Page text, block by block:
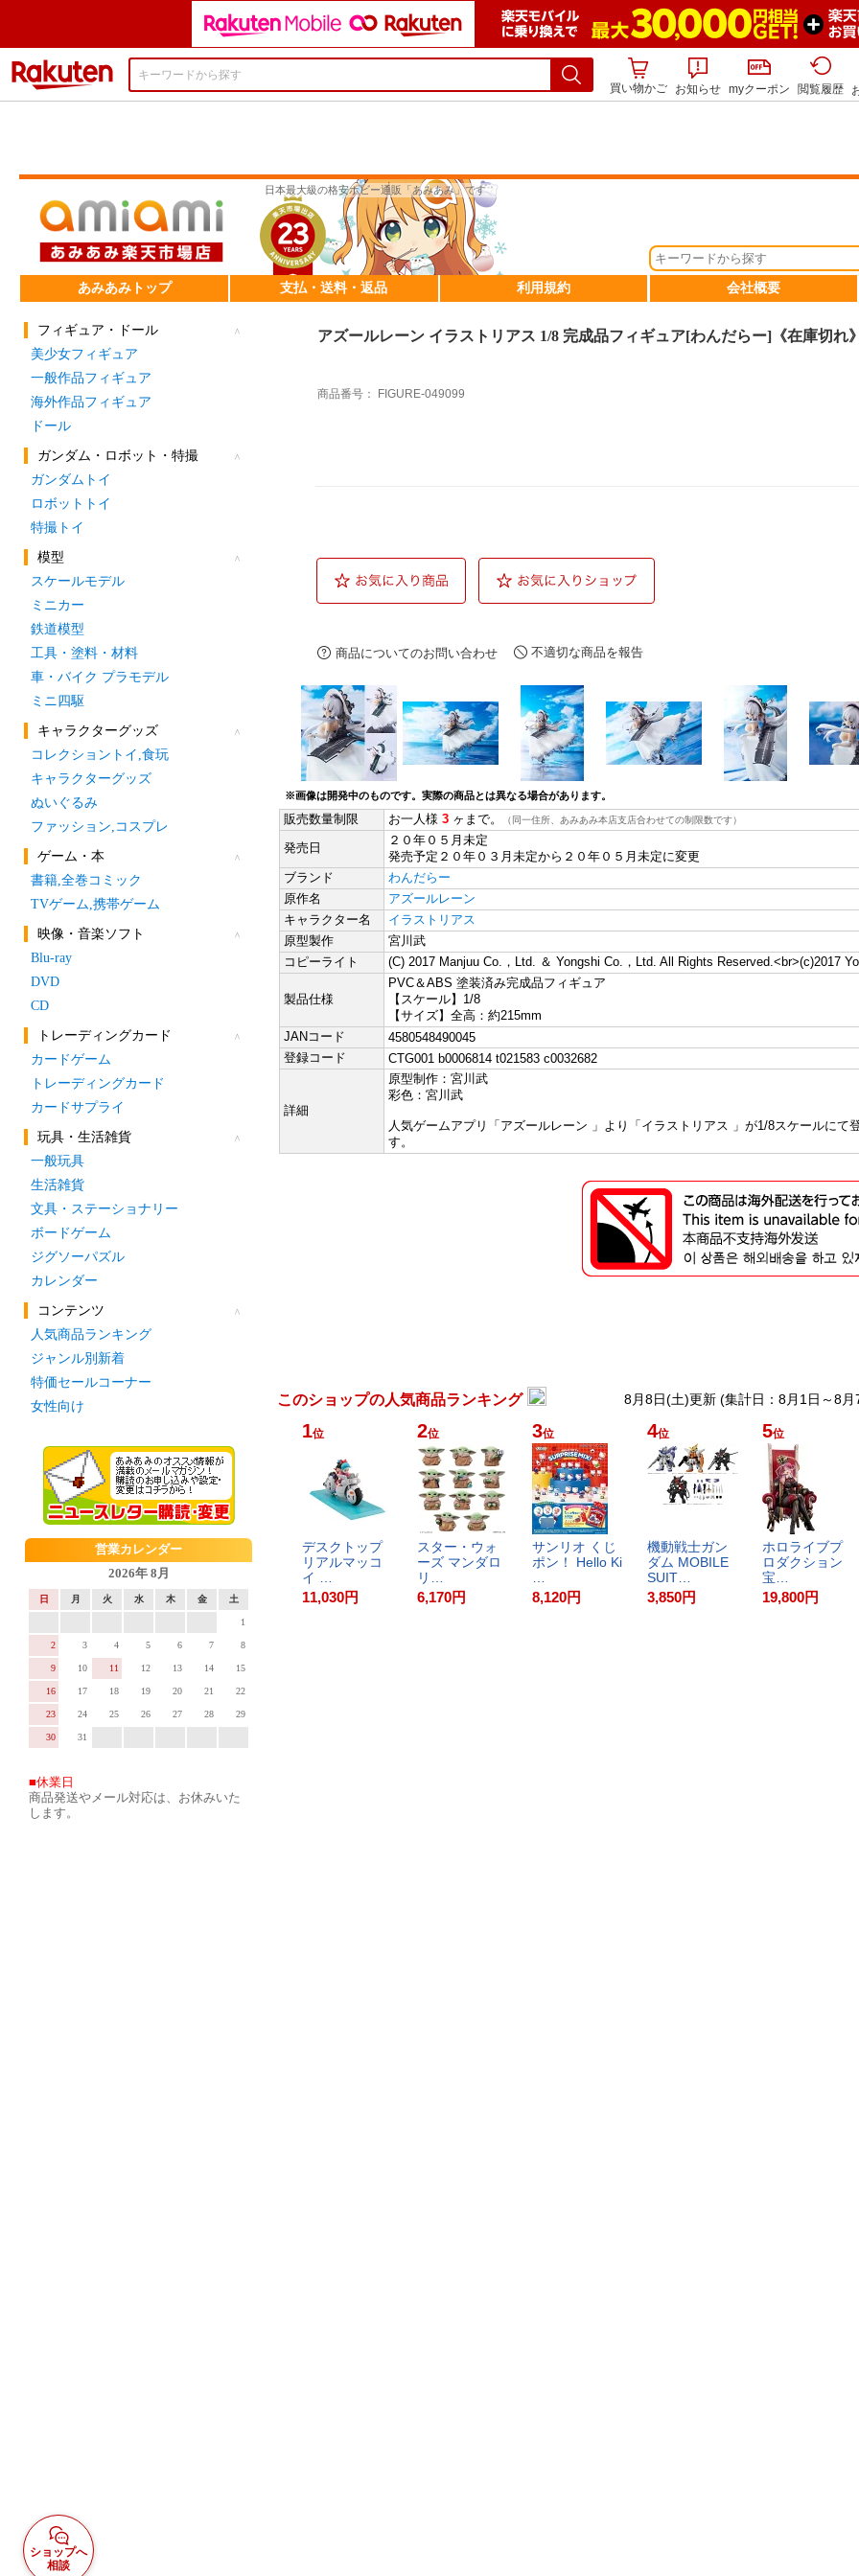
買い物かご
お知らせ myクーポン 閲覧履歴
アズールレーン イラストリアス 1/8 完成品フィギュア[わんだらー]《在庫切れ
商品番号： FIGURE-049099
商品についてのお問い合わせ 不適切な商品を報告
※画像は開発中のものです。実際の商品とは異なる場合があります。
販売数量制限 お一人様 3 ヶまで。 （同一住所、あみあみ本店支店合わせての制限数です）
発売日
２０年０５月未定
発売予定２０年０３月未定から２０年０５月未定に変更
ブランド
わんだらー
原作名
アズールレーン
キャラクター名
イラストリアス
原型製作
宮川武
コピーライト
(C) 2017 Manjuu Co.，Ltd. ＆ Yongshi Co.，Ltd. All Rights Reserved.<br>(c)2017
製品仕様
PVC＆ABS 塗装済み完成品フィギュア
【スケール】1/8
【サイズ】全高：約215mm
JANコード
4580548490045
登録コード
CTG001 b0006814 t021583 c0032682
詳細
原型制作：宮川武
彩色：宮川武
人気ゲームアプリ「アズールレーン 」より「イラストリアス 」が1/8スケールに
す。
このショップの人気商品ランキング 8月8日(土)更新 (集計日：8月1日～8月
1位
デ​ス​ク​ト​ッ​プ​
リ​ア​ル​マ​ッ​コ​
イ​ ​…
11,030円
2位
ス​タ​ー​・​ウ​ォ​
ー​ズ​ ​マ​ン​ダ​ロ​
リ​…
6,170円
3位
サ​ン​リ​オ​ ​く​じ​
ポ​ン​！​ ​H​e​l​l​o​ ​K​i​
8,120円
4位
機​動​戦​士​ガ​ン​
ダ​ム​ ​M​O​B​I​L​E​ ​
S​U​I​T​…
3,850円
5位
ホ​ロ​ラ​イ​ブ​プ​
ロ​ダ​ク​シ​ョ​ン​ ​
宝​…
19,800円
ショップへ
相談